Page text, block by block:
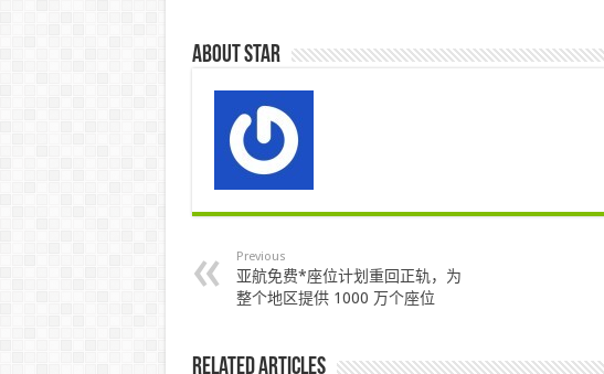
About star
Previous
亚航免费*座位计划重回正轨，为
整个地区提供 1000 万个座位
Related Articles